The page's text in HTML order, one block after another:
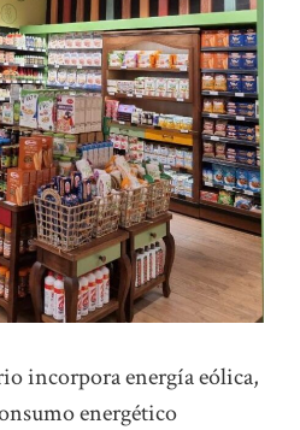
incorpora energía eólica,
energético